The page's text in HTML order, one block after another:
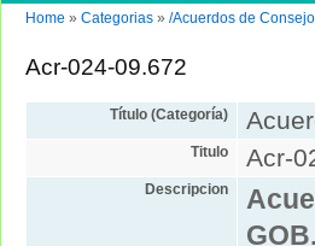
Home » Categorias » /Acuerdos de
Acr-024-09.672
Título (Categoría)
Titulo Acr-
Descripcion